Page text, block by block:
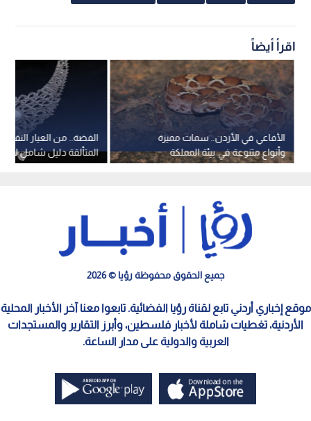
اقرأ أيضاً
الفضة.. من العيار النقي
المتألقة دليل شامل
وعياراتها
الأفاعي في الأردن.. سمات مميزة
وأنواع متنوعة في بيئة المملكة
جميع الحقوق محفوظة رؤيا © 2026
موقع إخباري أردني تابع لقناة رؤيا الفضائية. تابعوا معنا آخر الأخبار المحلية
الأردنية، تغطيات شاملة لأخبار فلسطين، وأبرز التقارير والمستجدات
العربية والدولية على مدار الساعة.